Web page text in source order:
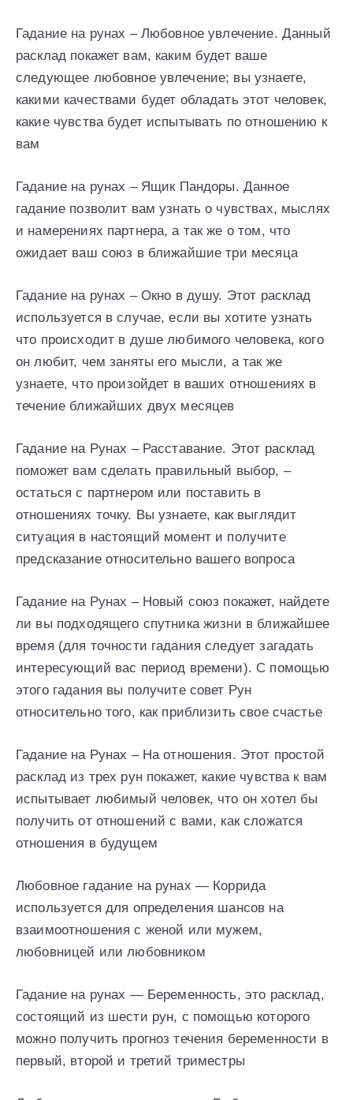
Гадание на рунах – Любовное увлечение. Данный
расклад покажет вам, каким будет ваше
следующее любовное увлечение; вы узнаете,
какими качествами будет обладать этот человек,
какие чувства будет испытывать по отношению к
вам
Гадание на рунах – Ящик Пандоры. Данное
гадание позволит вам узнать о чувствах, мыслях
и намерениях партнера, а так же о том, что
ожидает ваш союз в ближайшие три месяца
Гадание на рунах – Окно в душу. Этот расклад
используется в случае, если вы хотите узнать
что происходит в душе любимого человека, кого
он любит, чем заняты его мысли, а так же
узнаете, что произойдет в ваших отношениях в
течение ближайших двух месяцев
Гадание на Рунах – Расставание. Этот расклад
поможет вам сделать правильный выбор, –
остаться с партнером или поставить в
отношениях точку. Вы узнаете, как выглядит
ситуация в настоящий момент и получите
предсказание относительно вашего вопроса
Гадание на Рунах – Новый союз покажет, найдете
ли вы подходящего спутника жизни в ближайшее
время (для точности гадания следует загадать
интересующий вас период времени). С помощью
этого гадания вы получите совет Рун
относительно того, как приблизить свое счастье
Гадание на Рунах – На отношения. Этот простой
расклад из трех рун покажет, какие чувства к вам
испытывает любимый человек, что он хотел бы
получить от отношений с вами, как сложатся
отношения в будущем
Любовное гадание на рунах — Коррида
используется для определения шансов на
взаимоотношения с женой или мужем,
любовницей или любовником
Гадание на рунах — Беременность, это расклад,
состоящий из шести рун, с помощью которого
можно получить прогноз течения беременности в
первый, второй и третий триместры